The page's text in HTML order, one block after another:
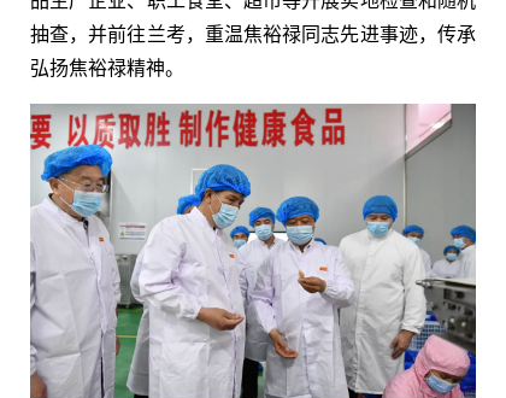
抽查，并前往兰考，重温焦裕禄同志先进事迹，传承
弘扬焦裕禄精神。